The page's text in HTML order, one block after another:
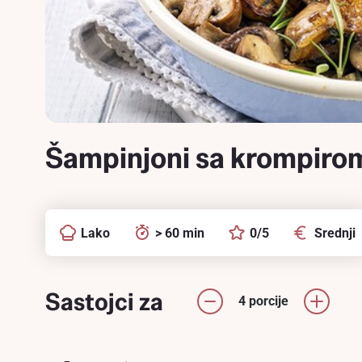
Šampinjoni sa
Lako > 60 min 0/5 Srednji
Sastojci za 4 porcije